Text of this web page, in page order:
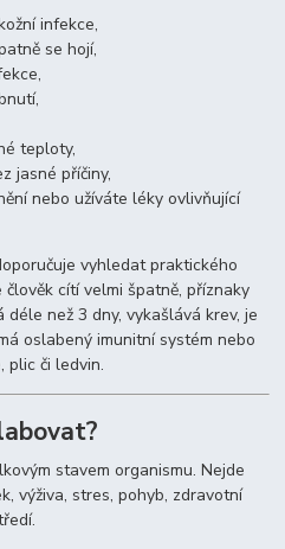
infekce,
se hojí,
teploty,
jasné příčiny,
nebo užíváte léky ovlivňující
vyhledat praktického
cítí velmi špatně, příznaky
než 3 dny, vykašlává krev, je
oslabený imunitní systém nebo
plic či ledvin.
stavem organismu. Nejde
výživa, stres, pohyb, zdravotní